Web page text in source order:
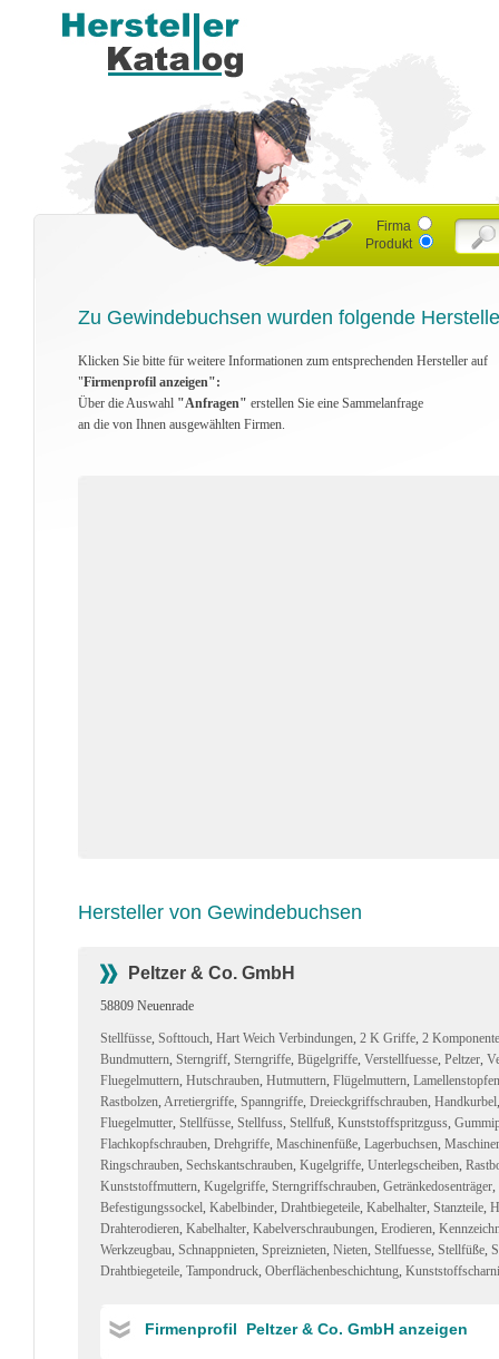
Firma
Produkt
Zu Gewindebuchsen wurden folgende
Klicken Sie bitte für weitere Informationen zum entsprechenden Hersteller auf
"Firmenprofil anzeigen":
Über die Auswahl "Anfragen" erstellen Sie eine Sammelanfrage
an die von Ihnen ausgewählten Firmen.
Hersteller von Gewindebuchsen
Peltzer & Co. GmbH
58809 Neuenrade
Stellfüsse, Softtouch, Hart Weich Verbindungen, 2 K Griffe, 2
Bundmuttern, Sterngriff, Sterngriffe, Bügelgriffe, Verstellfuesse, Peltzer,
Fluegelmuttern, Hutschrauben, Hutmuttern, Flügelmuttern, Lamellenstopfen
Rastbolzen, Arretiergriffe, Spanngriffe, Dreieckgriffschrauben, Handkurbel
Fluegelmutter, Stellfüsse, Stellfuss, Stellfuß, Kunststoffspritzguss,
Flachkopfschrauben, Drehgriffe, Maschinenfüße, Lagerbuchsen,
Ringschrauben, Sechskantschrauben, Kugelgriffe, Unterlegscheiben,
Kunststoffmuttern, Kugelgriffe, Sterngriffschrauben, Getränkedosenträger,
Befestigungssockel, Kabelbinder, Drahtbiegeteile, Kabelhalter, Stanzteile,
Drahterodieren, Kabelhalter, Kabelverschraubungen, Erodieren,
Werkzeugbau, Schnappnieten, Spreiznieten, Nieten, Stellfuesse, Stellfüße,
Drahtbiegeteile, Tampondruck, Oberflächenbeschichtung,
Firmenprofil Peltzer & Co. GmbH anzeigen